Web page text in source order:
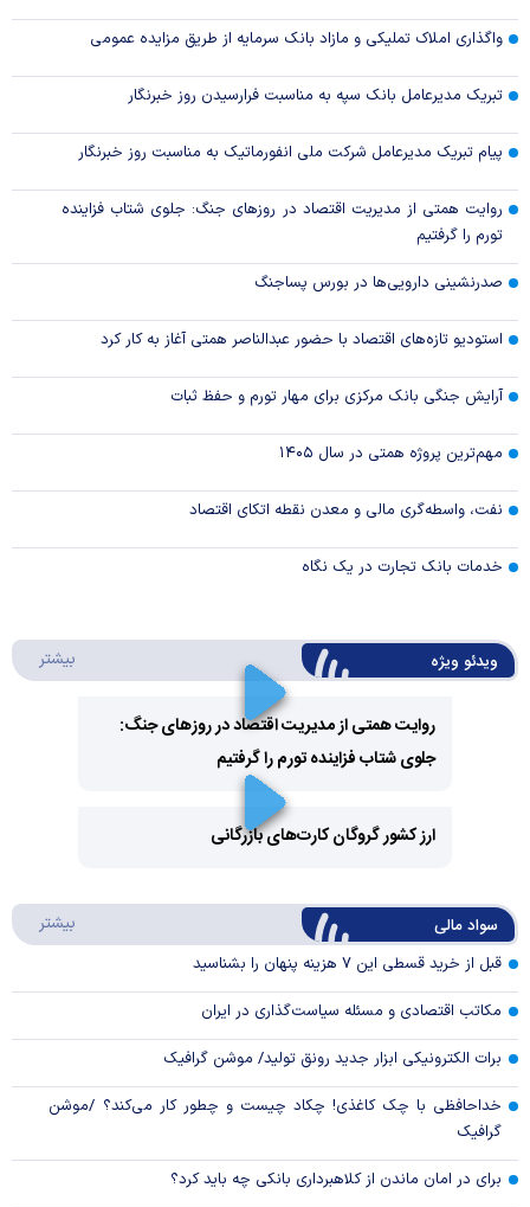
واگذاری املاک تملیکی و مازاد بانک سرمایه از طریق مزایده عمومی
تبریک مدیرعامل بانک سپه به مناسبت فرارسیدن روز خبرنگار
پیام تبریک مدیرعامل شرکت ملی انفورماتیک به مناسبت روز خبرنگار
روایت همتی از مدیریت اقتصاد در روزهای جنگ: جلوی شتاب فزاینده
تورم را گرفتیم
صدرنشینی دارویی‌ها در بورس پساجنگ
استودیو تازه‌های اقتصاد با حضور عبدالناصر همتی آغاز به کار کرد
آرایش جنگی بانک مرکزی برای مهار تورم و حفظ ثبات
مهم‌ترین پروژه همتی در سال ۱۴۰۵
نفت، واسطه‌گری مالی و معدن نقطه اتکای اقتصاد
خدمات بانک تجارت در یک نگاه
ویدئو ویژه بیشتر
Play
Video
روایت همتی از مدیریت اقتصاد در روزهای جنگ:
جلوی شتاب فزاینده تورم را گرفتیم
Video
ارز کشور گروگان کارت‌های بازرگانی
سواد مالی بیشتر
قبل از خرید قسطی این ۷ هزینه پنهان را بشناسید
مکاتب اقتصادی و مسئله سیاست‌گذاری در ایران
برات الکترونیکی ابزار جدید رونق تولید/ موشن گرافیک
خداحافظی با چک کاغذی! چکاد چیست و چطور کار می‌کند؟ /موشن
گرافیک
برای در امان ماندن از کلاهبرداری بانکی چه باید کرد؟